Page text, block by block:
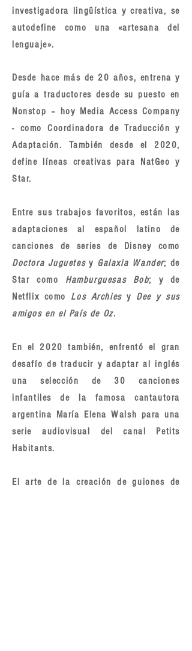
investigadora lingüística y creativa, se
autodefine como una «artesana del
lenguaje».
Desde hace más de 20 años, entrena y
guía a traductores desde su puesto en
Nonstop – hoy Media Access Company
- como Coordinadora de Traducción y
Adaptación. También desde el 2020,
define líneas creativas para NatGeo y
Star.
Entre sus trabajos favoritos, están las
adaptaciones al español latino de
canciones de series de Disney como
Doctora Juguetesy Galaxia Wander; de
Star como Hamburguesas Bob; y de
Netflix como Los Archiesy Dee y sus
amigos en el País de Oz.
En el 2020 también, enfrentó el gran
desafío de traducir y adaptar al inglés
una selección de 30 canciones
infantiles de la famosa cantautora
argentina María Elena Walsh para una
serie audiovisual del canal Petits
Habitants.
El arte de la creación de guiones de